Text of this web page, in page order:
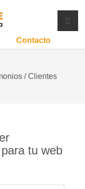
Contacto
/ Clientes
tu web